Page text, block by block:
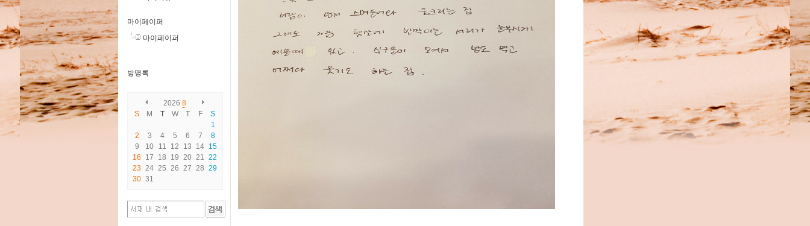
마이페이퍼
마이페이퍼
방명록
2026 8
S
M T W T F
S
1
2
3 4 5 6 7
8
9
10 11 12 13 14 15
16
17 18 19 20 21 22
23 24 25 26 27 28 29
30 31